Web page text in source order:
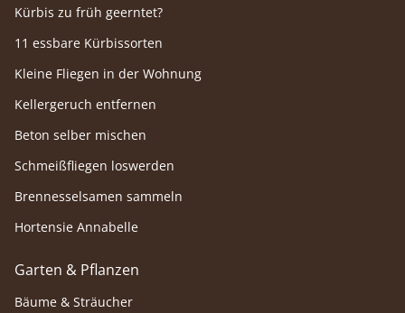
Kürbis zu früh geerntet?
11 essbare Kürbissorten
Kleine Fliegen in der Wohnung
Kellergeruch entfernen
Beton selber mischen
Schmeißfliegen loswerden
Brennesselsamen sammeln
Hortensie Annabelle
Garten & Pflanzen
Bäume & Sträucher